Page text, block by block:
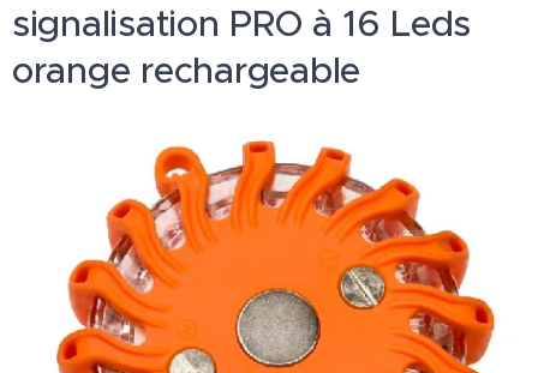
signalisation PRO à 16 Leds
orange rechargeable